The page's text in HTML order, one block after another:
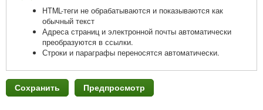
HTML-теги не обрабатываются и показываются как
обычный текст
Адреса страниц и электронной почты автоматически
преобразуются в ссылки.
Строки и параграфы переносятся автоматически.